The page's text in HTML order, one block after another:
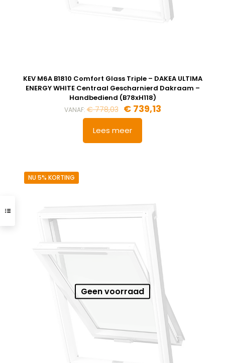
KEV M6A B1810 Comfort Glass Triple – DAKEA ULTIMA
ENERGY WHITE Centraal Gescharnierd Dakraam –
Handbediend (B78xH118)
VANAF:€778,03 Oorspronkelijke
prijs
was:
€ 778,03.
€739,13Huidige
Lees meer
NU 5% KORTING
Geen voorraad